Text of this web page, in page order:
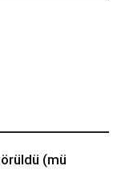
(mü